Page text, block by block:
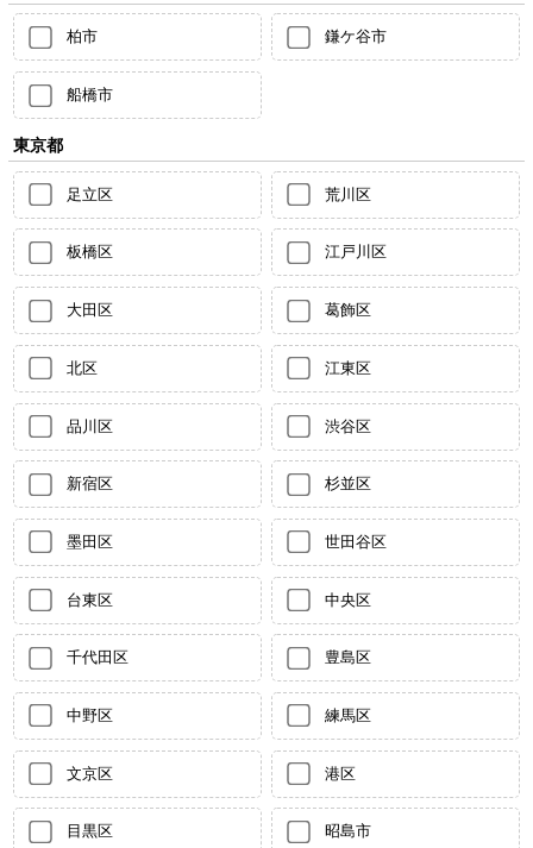
柏市 鎌ケ谷市
船橋市
東京都
足立区 荒川区
板橋区 江戸川区
大田区 葛飾区
北区 江東区
品川区 渋谷区
新宿区 杉並区
墨田区 世田谷区
台東区 中央区
千代田区 豊島区
中野区 練馬区
文京区 港区
目黒区 昭島市